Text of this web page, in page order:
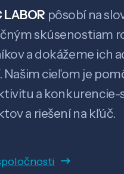
LABOR pôsobí na
skúsenostiam
a dokážeme ich
Našim cieľom je
a
a riešení na kľúč.